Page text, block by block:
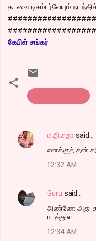
தடவை டிசம்பர்லேயும்
கேபிள் சங்கர்
C
e
ம.தி.சுதா said…
எனக்குத் தன்
12:32 AM
Guru said…
அண்ணே அது
படத்துல.
12:34 AM